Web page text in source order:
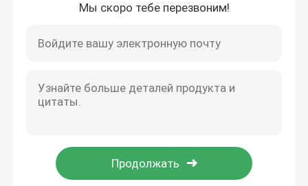
Алюминиевая квадратная трубка
Рулон алюминиевой фольги
Мы скоро тебе перезвоним!